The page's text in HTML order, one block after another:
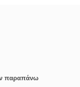
παραπάνω